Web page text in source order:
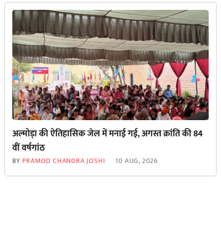
अल्मोड़ा की ऐतिहासिक जेल में मनाई गई, अगस्त क्रांति की 84
वीं वर्षगांठ
BY PRAMOD CHANDRA JOSHI 10 AUG, 2026